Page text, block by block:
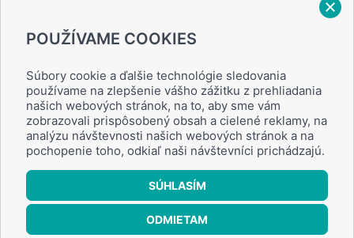
POUŽÍVAME COOKIES
Súbory cookie a ďalšie technológie sledovania
používame na zlepšenie vášho zážitku z prehliadania
našich webových stránok, na to, aby sme vám
zobrazovali prispôsobený obsah a cielené reklamy, na
analýzu návštevnosti našich webových stránok a na
pochopenie toho, odkiaľ naši návštevníci prichádzajú.
SÚHLASÍM
ODMIETAM
Zásady ochrany osobných údajov
Obchodné podmienky